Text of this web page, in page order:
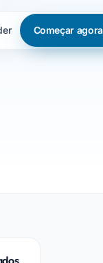
Começar agora